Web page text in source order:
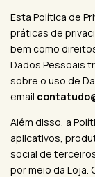
Esta Política de
práticas de
bem como
Dados Pessoais
sobre o uso de
email
Além disso, a
aplicativos,
social de
por meio da Loja.